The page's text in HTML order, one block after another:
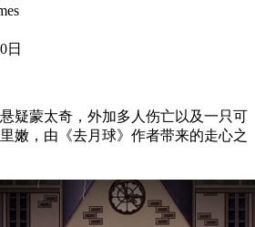
日
疑蒙太奇，外加多人伤亡以及一只可
嫩，由《去月球》作者带来的走心之